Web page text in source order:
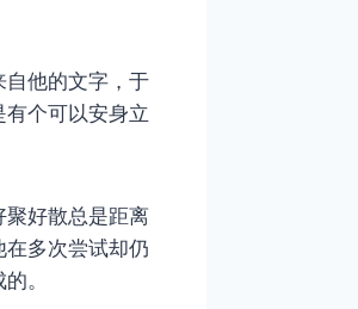
自他的文字，于
个可以安身立
聚好散总是距离
多次尝试却仍
。